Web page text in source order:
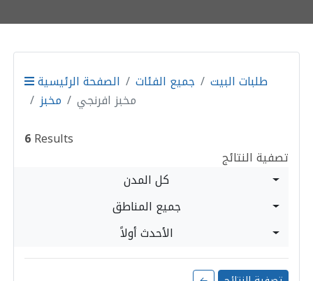
الصفحة الرئيسية جميع الفئات
طلبات البيت
مخبز
مخبز افرنجي
6Results
تصفية النتائج
كل المدن
جميع المناطق
الأحدث أولاً